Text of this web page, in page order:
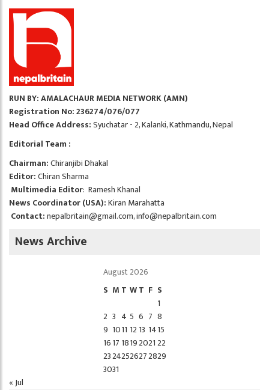
RUN BY: AMALACHAUR MEDIA NETWORK (AMN)
Registration No: 236274/076/077
Head Office Address:Syuchatar - 2, Kalanki, Kathmandu, Nepal
Editorial Team :
Chairman:Chiranjibi Dhakal
Editor:Chiran Sharma
Multimedia Editor: Ramesh Khanal
News Coordinator (USA):Kiran Marahatta
Contact:nepalbritain@gmail.com,info@nepalbritain.com
News Archive
August 2026
S M T WT F S
1
2 3 4 5 6 7 8
9 1011 12 13 1415
1617 1819202122
23242526272829
3031
« Jul